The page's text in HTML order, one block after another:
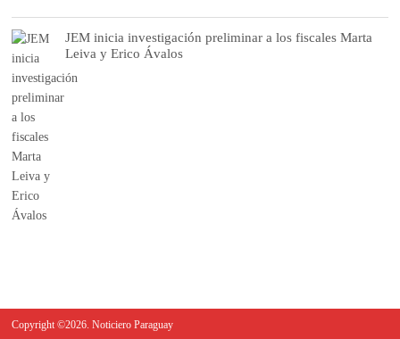
JEM inicia investigación preliminar a los fiscales Marta
Leiva y Erico Ávalos
Copyright ©2026. Noticiero Paraguay